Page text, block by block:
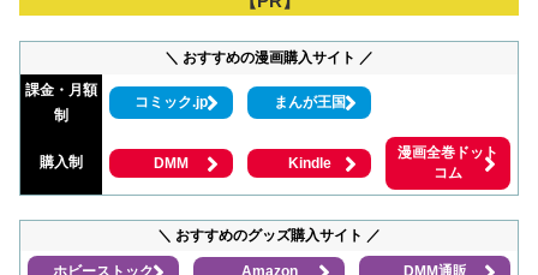
＼ おすすめの漫画購入サイト ／
課金・月額
制
コミック.jp まんが王国
購入制 DMM Kindle
漫画全巻ドット
コム
＼ おすすめのグッズ購入サイト ／
ホビーストック Amazon DMM通販